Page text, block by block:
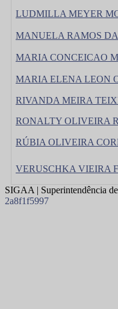
LUDMILLA MEYER
MANUELA RAMOS
MARIA CONCEICAO
MARIA ELENA LEON
RIVANDA MEIRA
RONALTY OLIVEIRA
RÚBIA OLIVEIRA
VERUSCHKA VIEIRA
SIGAA | Superintendência
2a8f1f5997